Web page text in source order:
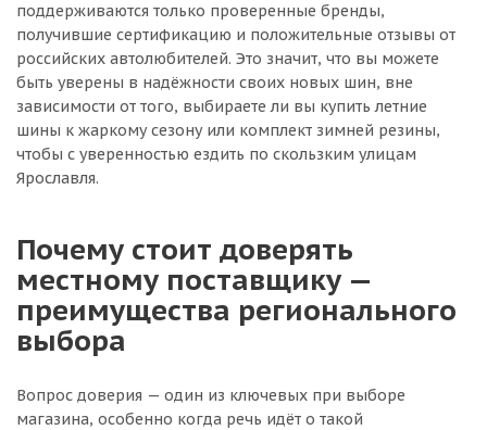
поддерживаются только проверенные бренды,
получившие сертификацию и положительные отзывы от
российских автолюбителей. Это значит, что вы можете
быть уверены в надёжности своих новых шин, вне
зависимости от того, выбираете ли вы купить летние
шины к жаркому сезону или комплект зимней резины,
чтобы с уверенностью ездить по скользким улицам
Ярославля.
Почему стоит доверять
местному поставщику —
преимущества регионального
выбора
Вопрос доверия — один из ключевых при выборе
магазина, особенно когда речь идёт о такой